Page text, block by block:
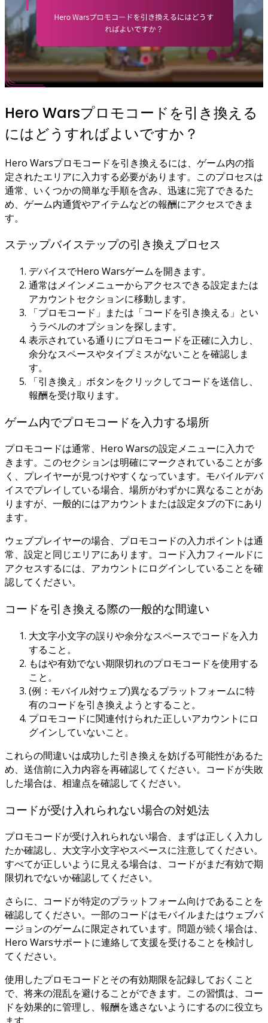
Hero Warsプロモコードを引き換える
にはどうすればよいですか？
Hero Warsプロモコードを引き換えるには、ゲーム内の指
定されたエリアに入力する必要があります。このプロセスは
通常、いくつかの簡単な手順を含み、迅速に完了できるた
め、ゲーム内通貨やアイテムなどの報酬にアクセスできま
す。
ステップバイステップの引き換えプロセス
デバイスでHero Warsゲームを開きます。
通常はメインメニューからアクセスできる設定または
アカウントセクションに移動します。
「プロモコード」または「コードを引き換える」とい
うラベルのオプションを探します。
表示されている通りにプロモコードを正確に入力し、
余分なスペースやタイプミスがないことを確認しま
す。
「引き換え」ボタンをクリックしてコードを送信し、
報酬を受け取ります。
ゲーム内でプロモコードを入力する場所
プロモコードは通常、Hero Warsの設定メニューに入力で
きます。このセクションは明確にマークされていることが多
く、プレイヤーが見つけやすくなっています。モバイルデバ
イスでプレイしている場合、場所がわずかに異なることがあ
りますが、一般的にはアカウントまたは設定タブの下にあり
ます。
ウェブプレイヤーの場合、プロモコードの入力ポイントは通
常、設定と同じエリアにあります。コード入力フィールドに
アクセスするには、アカウントにログインしていることを確
認してください。
コードを引き換える際の一般的な間違い
大文字小文字の誤りや余分なスペースでコードを入力
すること。
もはや有効でない期限切れのプロモコードを使用する
こと。
(例：モバイル対ウェブ)異なるプラットフォームに特
有のコードを引き換えようとすること。
プロモコードに関連付けられた正しいアカウントにロ
グインしていないこと。
これらの間違いは成功した引き換えを妨げる可能性があるた
め、送信前に入力内容を再確認してください。コードが失敗
した場合は、相違点を確認してください。
コードが受け入れられない場合の対処法
プロモコードが受け入れられない場合、まずは正しく入力し
たか確認し、大文字小文字やスペースに注意してください。
すべてが正しいように見える場合は、コードがまだ有効で期
限切れでないか確認してください。
さらに、コードが特定のプラットフォーム向けであることを
確認してください。一部のコードはモバイルまたはウェブバ
ージョンのゲームに限定されています。問題が続く場合は、
Hero Warsサポートに連絡して支援を受けることを検討し
てください。
使用したプロモコードとその有効期限を記録しておくこと
で、将来の混乱を避けることができます。この習慣は、コー
ドを効果的に管理し、報酬を逃さないようにするのに役立ち